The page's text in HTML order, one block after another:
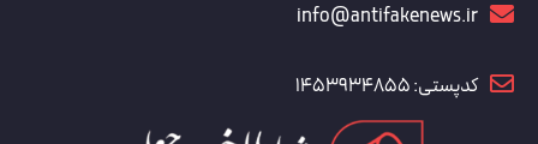
info@antifakenews.ir
کدپستی: 1453934855